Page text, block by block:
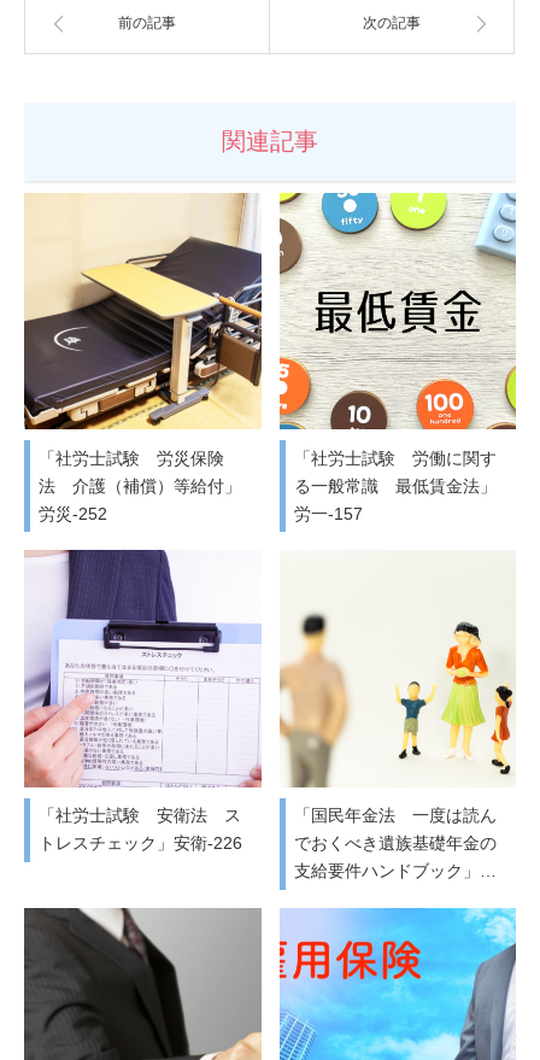
前の記事 次の記事
関連記事
「社労士試験 労災保険
法 介護（補償）等給付」
労災-252
「社労士試験 労働に関す
る一般常識 最低賃金法」
労一-157
「社労士試験 安衛法 ス
トレスチェック」安衛-226
「国民年金法 一度は読ん
でおくべき遺族基礎年金の
支給要件ハンドブック」…